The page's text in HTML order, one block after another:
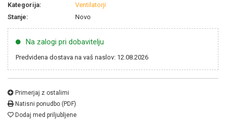
Kategorija:
Ventilatorji
Stanje:
Novo
Na zalogi pri dobavitelju
Predvidena dostava na vaš naslov: 12.08.2026
Primerjaj z ostalimi
Natisni ponudbo (PDF)
Dodaj med priljubljene